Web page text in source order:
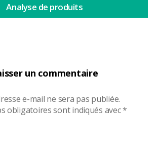
un commentaire
e-mail ne sera pas publiée.
obligatoires sont indiqués avec*
Analyse de produits